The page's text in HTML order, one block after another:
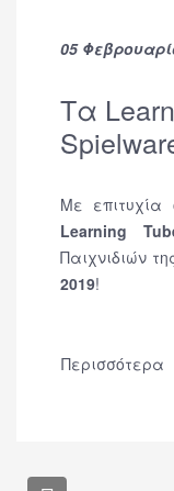
05
Τα
Με επιτυχία
Learning
Παιχνιδιών
2019!
Περισσότερα